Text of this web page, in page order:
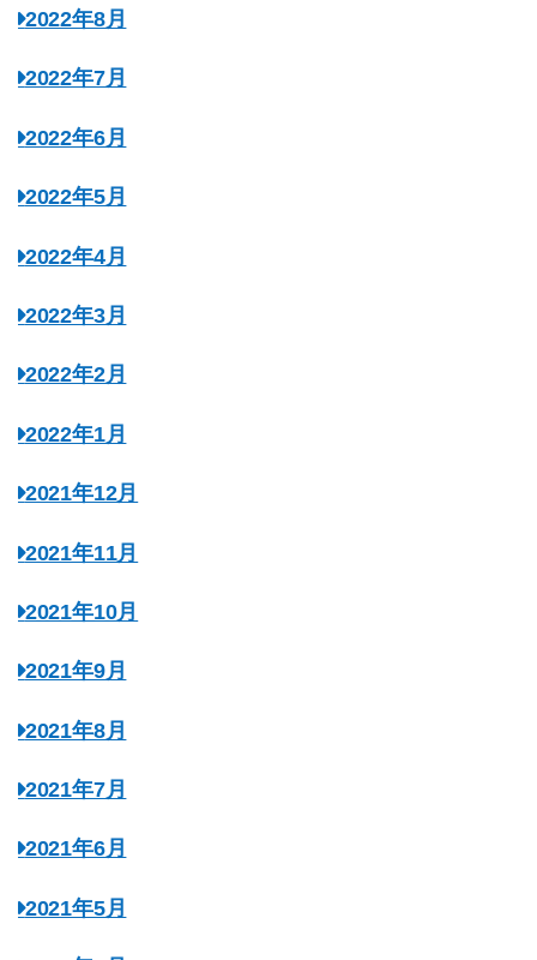
2022年8月
2022年7月
2022年6月
2022年5月
2022年4月
2022年3月
2022年2月
2022年1月
2021年12月
2021年11月
2021年10月
2021年9月
2021年8月
2021年7月
2021年6月
2021年5月